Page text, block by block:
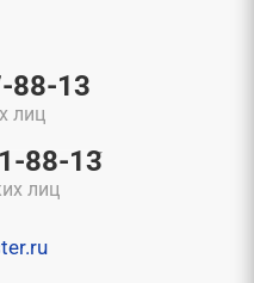
88-13
лиц
88-13
лиц